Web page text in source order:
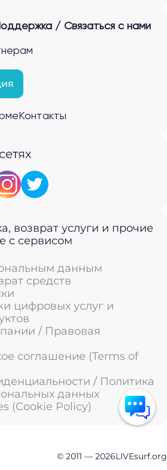
/ Связаться с нами
Контакты
возврат услуги и прочие
с сервисом
данным
средств
цифровых услуг и
/ Правовая
соглашение (Terms of
/ Политика
данных
(Cookie Policy)
© 2011 — 2026LIVEsurf.org